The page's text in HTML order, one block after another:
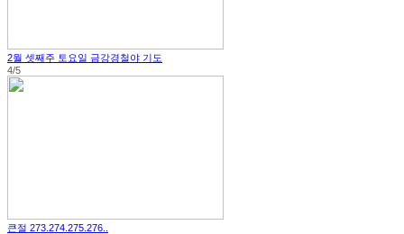
2월 셋째주 토요일 금강경철야 기도
4/5
큰절 273.274.275.276..